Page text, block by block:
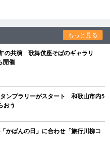
もっと見る
”の共演 歌舞伎座そばのギャラリ
開催
ンプラリーがスタート 和歌山市内5
おう
かばんの日」に合わせ「旅行川柳コ